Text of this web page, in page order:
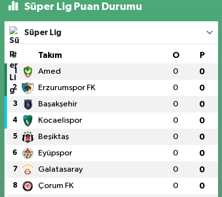
Süper Lig Puan Durumu
Süper Lig
# Takım O P
1 Amed 0 0
2 Erzurumspor FK 0 0
3 Başakşehir 0 0
4 Kocaelispor 0 0
5 Beşiktaş 0 0
6 Eyüpspor 0 0
7 Galatasaray 0 0
8 Çorum FK 0 0